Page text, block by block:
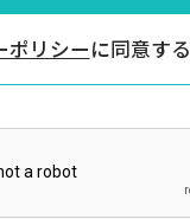
ポリシーに同意する